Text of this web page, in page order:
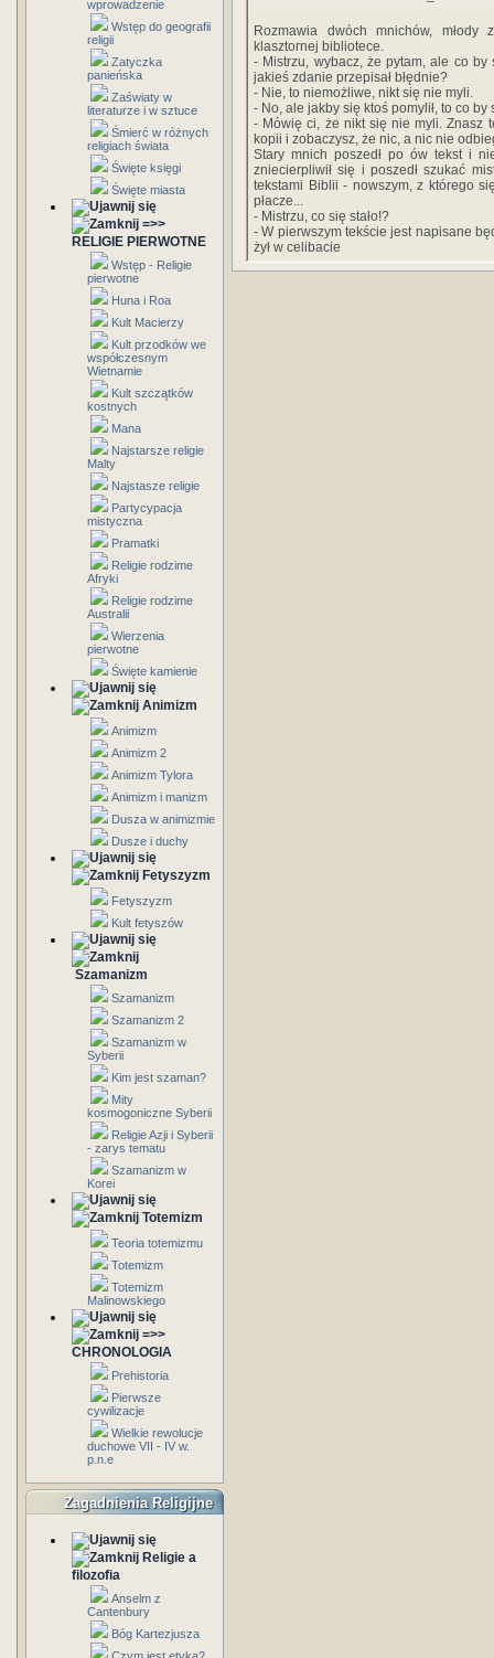
wprowadzenie
Wstęp do geografii
religii
Zatyczka
panieńska
Zaświaty w
literaturze i w sztuce
Śmierć w różnych
religiach świata
Święte księgi
Święte miasta
=>>
RELIGIE PIERWOTNE
Wstęp - Religie
pierwotne
Huna i Roa
Kult Macierzy
Kult przodków we
współczesnym
Wietnamie
Kult szczątków
kostnych
Mana
Najstarsze religie
Malty
Najstasze religie
Partycypacja
mistyczna
Pramatki
Religie rodzime
Afryki
Religie rodzime
Australii
Wierzenia
pierwotne
Święte kamienie
Animizm
Animizm
Animizm 2
Animizm Tylora
Animizm i manizm
Dusza w animizmie
Dusze i duchy
Fetyszyzm
Fetyszyzm
Kult fetyszów
Szamanizm
Szamanizm
Szamanizm 2
Szamanizm w
Syberii
Kim jest szaman?
Mity
kosmogoniczne Syberii
Religie Azji i Syberii
- zarys tematu
Szamanizm w
Korei
Totemizm
Teoria totemizmu
Totemizm
Totemizm
Malinowskiego
=>>
CHRONOLOGIA
Prehistoria
Pierwsze
cywilizacje
Wielkie rewolucje
duchowe VII - IV w.
p.n.e
Zagadnienia Religijne
Religie a
filozofia
Anselm z
Cantenbury
Bóg Kartezjusza
Rozmawia dwóch mnichów,
klasztornej bibliotece.
- Mistrzu, wybacz, że pytam, ale co by
jakieś zdanie przepisał błędnie?
- Nie, to niemożliwe, nikt się nie myli.
- No, ale jakby się ktoś pomylił, to co by
- Mówię ci, że nikt się nie myli. Znasz
kopii i zobaczysz, że nic, a nic nie
Stary mnich poszedł po ów tekst i
zniecierpliwił się i poszedł szukać
tekstami Biblii - nowszym, z którego
płacze...
- Mistrzu, co się stało!?
- W pierwszym tekście jest napisane
żył w celibacie